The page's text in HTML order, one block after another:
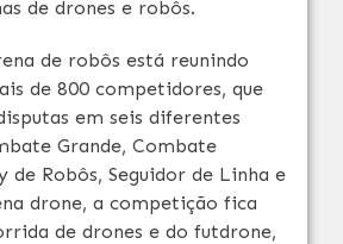
de drones e robôs.
de robôs está reunindo
de 800 competidores, que
em seis diferentes
Grande, Combate
de Robôs, Seguidor de Linha e
drone, a competição fica
de drones e do futdrone,